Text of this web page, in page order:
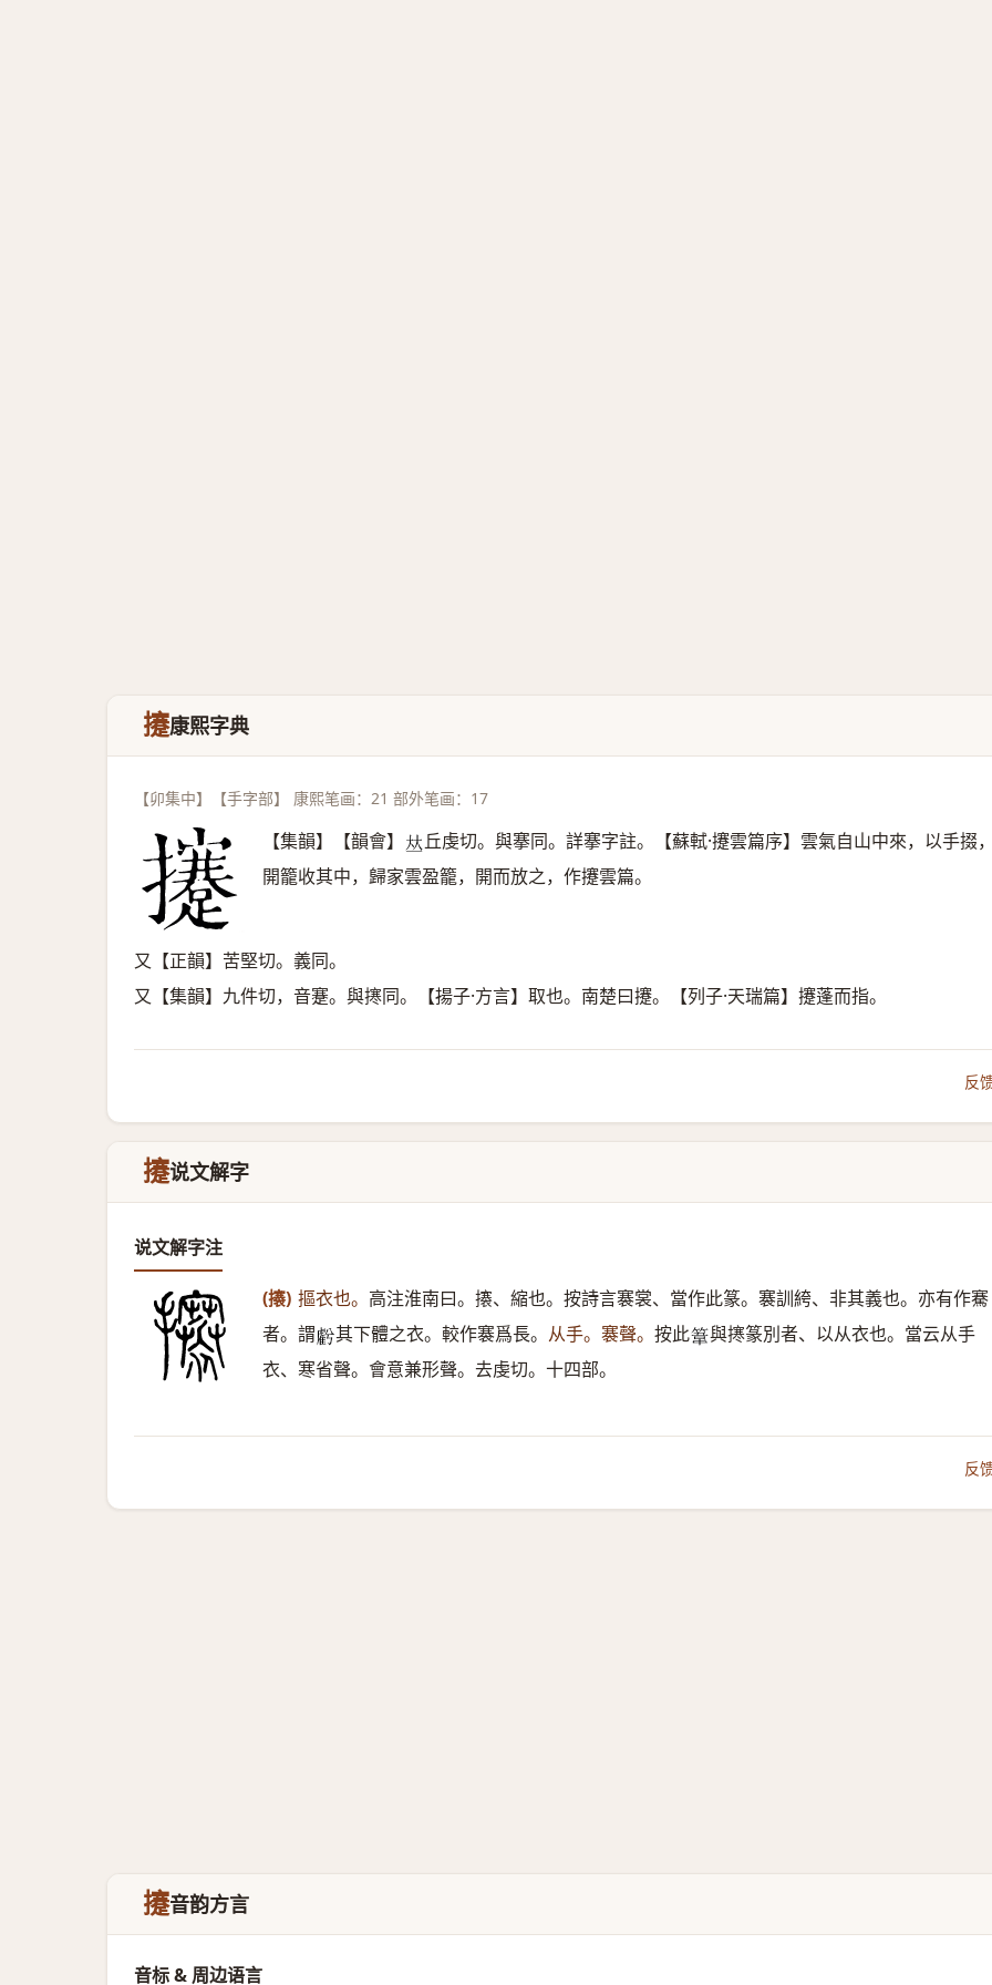
攓康熙字典
【卯集中】【手字部】 康熙笔画：21 部外笔画：17
【集韻】【韻會】 𠀤丘虔切。與搴同。詳搴字註。【蘇軾·攓雲篇序】雲氣自山中來，以手掇
開籠收其中，歸家雲盈籠，開而放之，作攓雲篇。
又【正韻】苦堅切。義同。
又【集韻】九件切，音蹇。與㩃同。【揚子·方言】取也。南楚曰攓。【列子·天瑞篇】攓蓬而指。
反
攓说文解字
说文解字注
(攐) 摳衣也。 高注淮南曰。攐、縮也。按詩言褰裳、當作此篆。褰訓絝、非其義也。亦有作騫
者。謂𧇾 其下體之衣。較作褰爲長。 从手。褰聲。 按此𥯤與㩃篆別者、以从衣也。當云从手
衣、寒省聲。會意兼形聲。去虔切。十四部。
反
攓音韵方言
音标 & 周边语言